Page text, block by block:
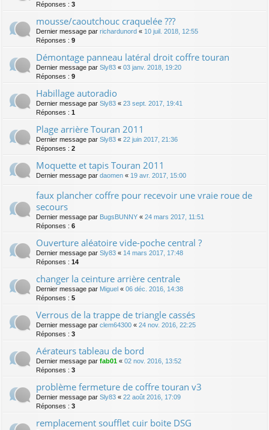
Réponses : 3
mousse/caoutchouc craquelée ???
Dernier message par richardunord « 10 juil. 2018, 12:55
Réponses : 9
Démontage panneau latéral droit coffre touran
Dernier message par Sly83 « 03 janv. 2018, 19:20
Réponses : 9
Habillage autoradio
Dernier message par Sly83 « 23 sept. 2017, 19:41
Réponses : 1
Plage arrière Touran 2011
Dernier message par Sly83 « 22 juin 2017, 21:36
Réponses : 2
Moquette et tapis Touran 2011
Dernier message par daomen « 19 avr. 2017, 15:00
faux plancher coffre pour recevoir une vraie roue de
secours
Dernier message par BugsBUNNY « 24 mars 2017, 11:51
Réponses : 6
Ouverture aléatoire vide-poche central ?
Dernier message par Sly83 « 14 mars 2017, 17:48
Réponses : 14
changer la ceinture arrière centrale
Dernier message par Miguel « 06 déc. 2016, 14:38
Réponses : 5
Verrous de la trappe de triangle cassés
Dernier message par clem64300 « 24 nov. 2016, 22:25
Réponses : 3
Aérateurs tableau de bord
Dernier message par fab01 « 02 nov. 2016, 13:52
Réponses : 3
problème fermeture de coffre touran v3
Dernier message par Sly83 « 22 août 2016, 17:09
Réponses : 3
remplacement soufflet cuir boite DSG